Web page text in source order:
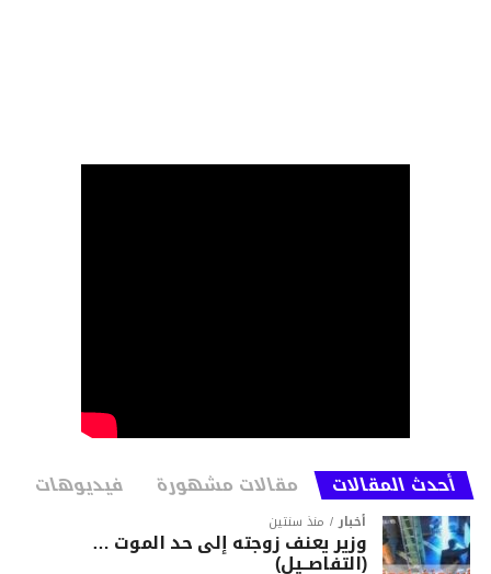
أحدث المقالات مقالات مشهورة فيديوهات
أخبار منذ سنتين
وزير يعنف زوجته إلى حد الموت …
(التفاصــيل)